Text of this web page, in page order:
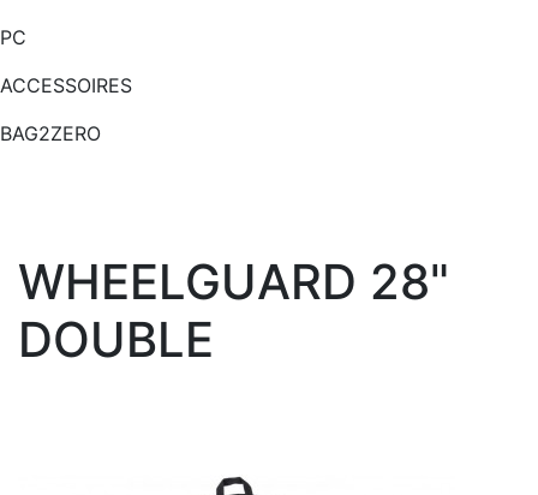
PC
ACCESSOIRES
BAG2ZERO
WHEELGUARD 28"
DOUBLE